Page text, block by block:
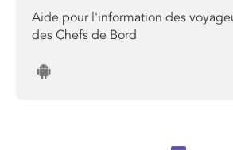
Aide pour l'information des
des Chefs de Bord